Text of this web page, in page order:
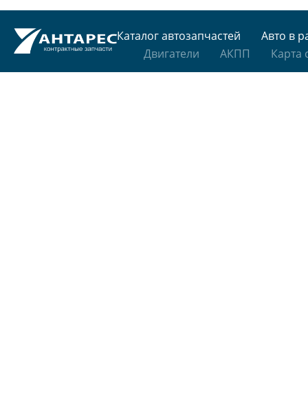
Каталог автозапчастей
Авто в
Двигатели
АКПП Карта